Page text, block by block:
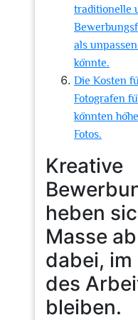
traditionelle
als
könnte.
Die Kosten
Fotografen
könnten
Fotos.
Kreative
heben
Masse
dabei,
des
bleiben.